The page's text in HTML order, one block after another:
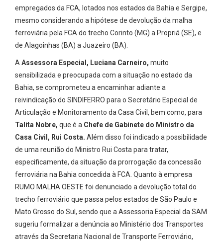
empregados da FCA, lotados nos estados da Bahia e Sergipe,
mesmo considerando a hipótese de devolução da malha
ferroviária pela FCA do trecho Corinto (MG) a Propriá (SE), e
de Alagoinhas (BA) a Juazeiro (BA).
A Assessora Especial, Luciana Carneiro, muito
sensibilizada e preocupada com a situação no estado da
Bahia, se comprometeu a encaminhar adiante a
reivindicação do SINDIFERRO para o Secretário Especial de
Articulação e Monitoramento da Casa Civil, bem como, para
Talita Nobre, que é a Chefe de Gabinete do Ministro da
Casa Civil, Rui Costa. Além disso foi indicado a possibilidade
de uma reunião do Ministro Rui Costa para tratar,
especificamente, da situação da prorrogação da concessão
ferroviária na Bahia concedida à FCA. Quanto à empresa
RUMO MALHA OESTE foi denunciado a devolução total do
trecho ferroviário que passa pelos estados de São Paulo e
Mato Grosso do Sul, sendo que a Assessoria Especial da SAM
sugeriu formalizar a denúncia ao Ministério dos Transportes
através da Secretaria Nacional de Transporte Ferroviário,